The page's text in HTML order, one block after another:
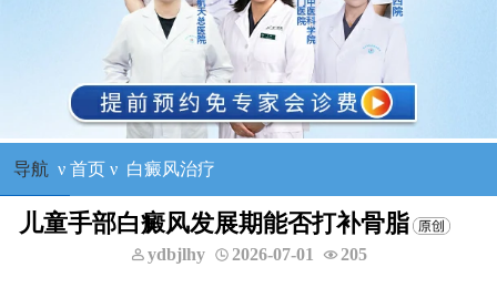
导航 ν 首页ν 白癜风治疗
儿童手部白癜风发展期能否打补骨脂
ydbjlhy 2026-07-01 205